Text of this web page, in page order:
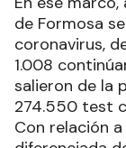
de Formosa
coronavirus,
1.008
salieron de la
274.550 test
Con relación